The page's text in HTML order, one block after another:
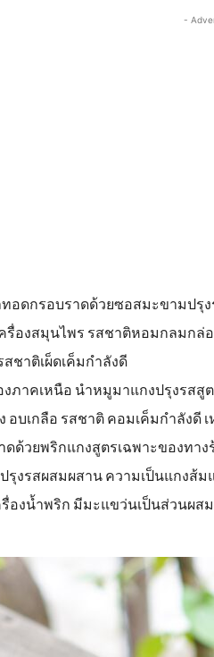
-
อดกรอบราดด้วยซอสมะขามปรุ
รื่องสมุนไพร รสชาติหอมกลมก
ชาติเผ็ดเค็มกำลังดี
ภาคเหนือ นำหมูมาแกงปรุงรสสู
บเกลือ รสชาติ คอมเค็มกำลังดี
ดด้วยพริกแกงสูตรเฉพาะของทา
รุงรสผสมผสาน ความเป็นแกง
องน้ำพริก มีมะแขว่นเป็นส่วนผ